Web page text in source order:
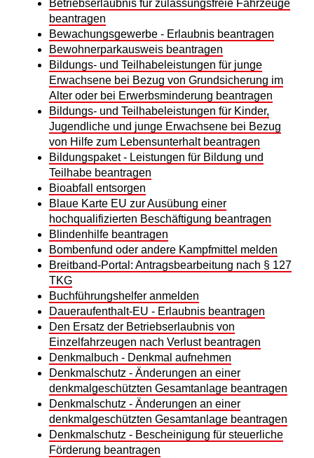
Betriebserlaubnis für zulassungsfreie Fahrzeuge
beantragen
Bewachungsgewerbe - Erlaubnis beantragen
Bewohnerparkausweis beantragen
Bildungs- und Teilhabeleistungen für junge
Erwachsene bei Bezug von Grundsicherung im
Alter oder bei Erwerbsminderung beantragen
Bildungs- und Teilhabeleistungen für Kinder,
Jugendliche und junge Erwachsene bei Bezug
von Hilfe zum Lebensunterhalt beantragen
Bildungspaket - Leistungen für Bildung und
Teilhabe beantragen
Bioabfall entsorgen
Blaue Karte EU zur Ausübung einer
hochqualifizierten Beschäftigung beantragen
Blindenhilfe beantragen
Bombenfund oder andere Kampfmittel melden
Breitband-Portal: Antragsbearbeitung nach § 127
TKG
Buchführungshelfer anmelden
Daueraufenthalt-EU - Erlaubnis beantragen
Den Ersatz der Betriebserlaubnis von
Einzelfahrzeugen nach Verlust beantragen
Denkmalbuch - Denkmal aufnehmen
Denkmalschutz - Änderungen an einer
denkmalgeschützten Gesamtanlage beantragen
Denkmalschutz - Änderungen an einer
denkmalgeschützten Gesamtanlage beantragen
Denkmalschutz - Bescheinigung für steuerliche
Förderung beantragen